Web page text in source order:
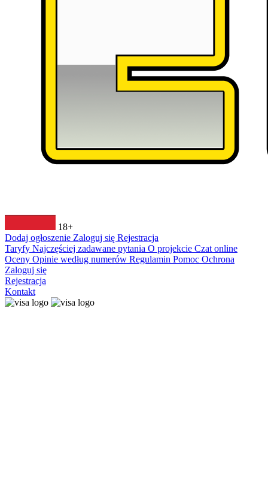
18+
Dodaj ogłoszenie Zaloguj się Rejestracja
Taryfy Najczęściej zadawane pytania O projekcie Czat online
Oceny Opinie według numerów Regulamin Pomoc Ochrona
Zaloguj się
Rejestracja
Kontakt